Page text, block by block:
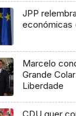
JPP
económicas
Marcelo
Grande
Liberdade